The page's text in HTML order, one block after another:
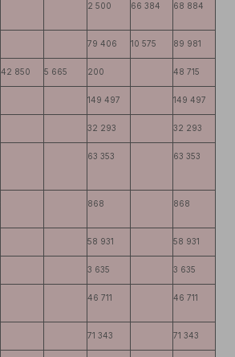
2 500 66 384 68 884
79 406 10 575 89 981
42 850 5 665 200 48 715
149 497 149 497
32 293 32 293
63 353 63 353
868 868
58 931 58 931
3 635 3 635
46 711 46 711
71 343 71 343